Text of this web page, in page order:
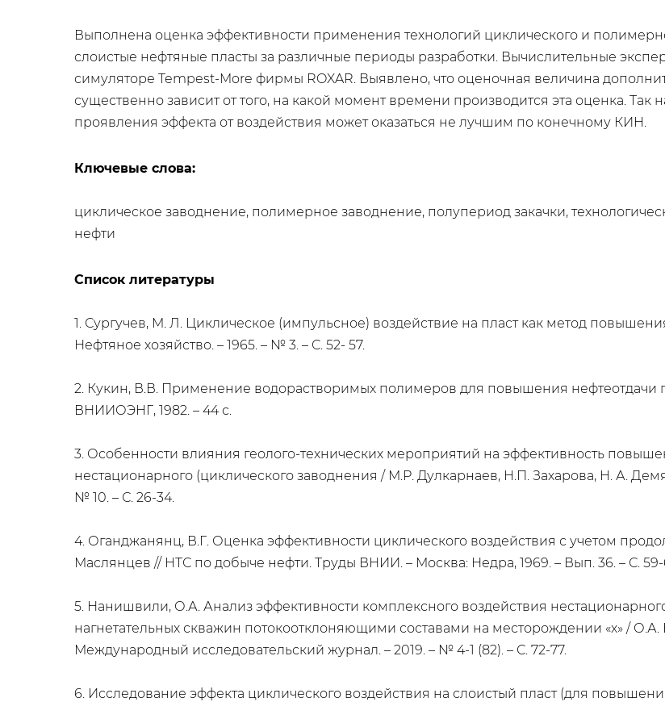
Выполнена оценка эффективности применения технологий циклического и
слоистые нефтяные пласты за различные периоды разработки. Вычислительные
симуляторе Tempest-More фирмы ROXAR. Выявлено, что оценочная величина
существенно зависит от того, на какой момент времени производится эта оценка.
проявления эффекта от воздействия может оказаться не лучшим по конечному КИН.
Ключевые слова:
​циклическое заводнение, полимерное заводнение, полупериод закачки,
нефти
Список литературы
1. Сургучев, М. Л. Циклическое (импульсное) воздействие на пласт как метод
Нефтяное хозяйство. – 1965. – № 3. – С. 52- 57.
2. Кукин, В.В. Применение водорастворимых полимеров для повышения нефтеотдачи
ВНИИОЭНГ, 1982. – 44 с.
3. Особенности влияния геолого-технических мероприятий на эффективность
нестационарного (циклического заводнения / М.Р. Дулкарнаев, Н.П. Захарова, Н. А.
№ 10. – С. 26-34.
4. Оганджанянц, В.Г. Оценка эффективности циклического воздействия с учетом
Маслянцев // НТС по добыче нефти. Труды ВНИИ. – Москва: Недра, 1969. – Вып. 36. – С. 59-
5. Нанишвили, О.А. Анализ эффективности комплексного воздействия
нагнетательных скважин потокоотклоняющими составами на месторождении «х» /
Международный исследовательский журнал. – 2019. – № 4-1 (82). – С. 72-77.
6. Исследование эффекта циклического воздействия на слоистый пласт (для